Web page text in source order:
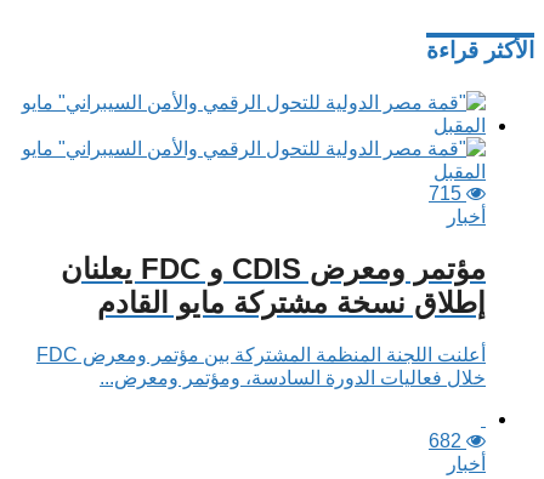
الأكثر قراءة
715
أخبار
مؤتمر ومعرض CDIS و FDC يعلنان
إطلاق نسخة مشتركة مايو القادم
أعلنت اللجنة المنظمة المشتركة بين مؤتمر ومعرض FDC
خلال فعاليات الدورة السادسة، ومؤتمر ومعرض...
682
أخبار